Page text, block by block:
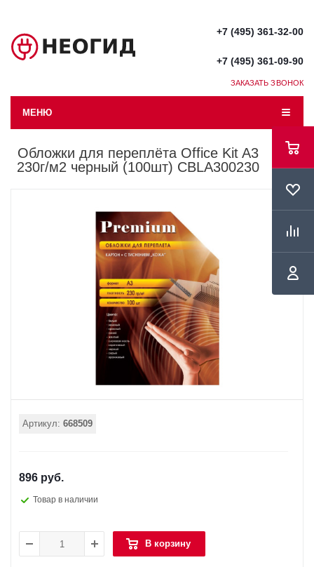
+7 (495) 361-32-00
+7 (495) 361-09-90
ЗАКАЗАТЬ ЗВОНОК
МЕНЮ
Обложки для переплёта Office Kit A3
230г/м2 черный (100шт) CBLA300230
Артикул: 668509
896 руб.
Товар в наличии
В корзину